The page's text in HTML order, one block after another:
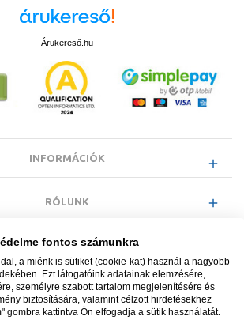
Árukereső.hu
INFORMÁCIÓK
RÓLUNK
EGYÉB INFORMÁCIÓK
VÁSÁRLÓI INFORMÁCIÓK
fontos számunkra
a miénk is sütiket (cookie-kat) használ a nagyobb
Ezt látogatóink adatainak elemzésére,
személyre szabott tartalom megjelenítésére és
biztosítására, valamint célzott hirdetésekhez
gombra kattintva Ön elfogadja a sütik használatát.